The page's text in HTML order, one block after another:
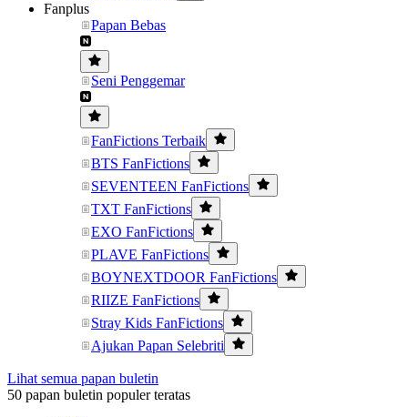
Fanplus
Papan Bebas
Seni Penggemar
FanFictions Terbaik
BTS FanFictions
SEVENTEEN FanFictions
TXT FanFictions
EXO FanFictions
PLAVE FanFictions
BOYNEXTDOOR FanFictions
RIIZE FanFictions
Stray Kids FanFictions
Ajukan Papan Selebriti
Lihat semua papan buletin
50 papan buletin populer teratas